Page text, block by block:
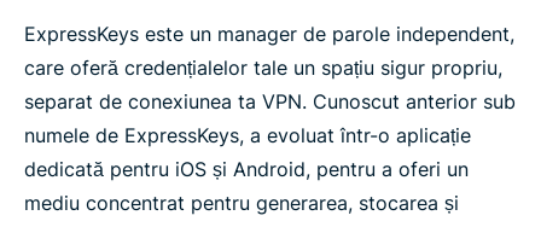
ExpressKeys este un manager de parole independent,
care oferă credențialelor tale un spațiu sigur propriu,
separat de conexiunea ta VPN. Cunoscut anterior sub
numele de ExpressKeys, a evoluat într-o aplicație
dedicată pentru iOS și Android, pentru a oferi un
mediu concentrat pentru generarea, stocarea și